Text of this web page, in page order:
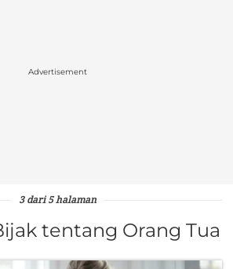
Advertisement
3 dari 5 halaman
tentang Orang Tua